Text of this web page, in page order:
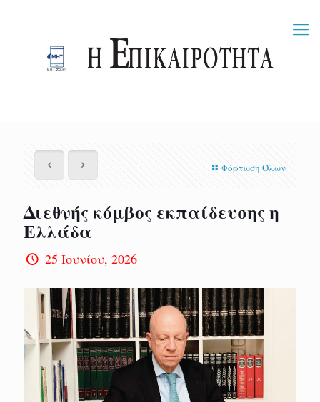
Φόρτωση Όλων
Διεθνής κόμβος εκπαίδευσης η
Ελλάδα
25 Ιουνίου, 2026